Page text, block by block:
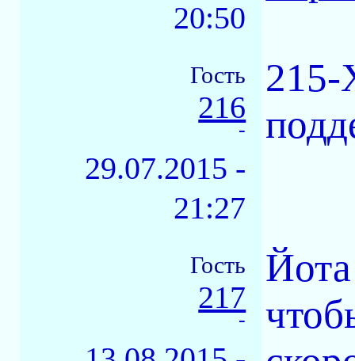
20:50
Гость
216
-
29.07.2015 -
21:27
215-
Гость
217
-